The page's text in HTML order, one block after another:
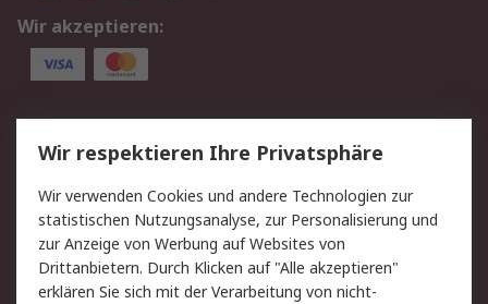
Wir akzeptieren:
Service
Value Added Services
Lieferlösungen
Rücksendungen
Kontakt
Hilfe
Privatkunden
Rechtliches
Wir respektieren Ihre Privatsphäre
Wir verwenden Cookies und andere Technologien zur
statistischen Nutzungsanalyse, zur Personalisierung und
zur Anzeige von Werbung auf Websites von
Drittanbietern. Durch Klicken auf "Alle akzeptieren"
erklären Sie sich mit der Verarbeitung von nicht-